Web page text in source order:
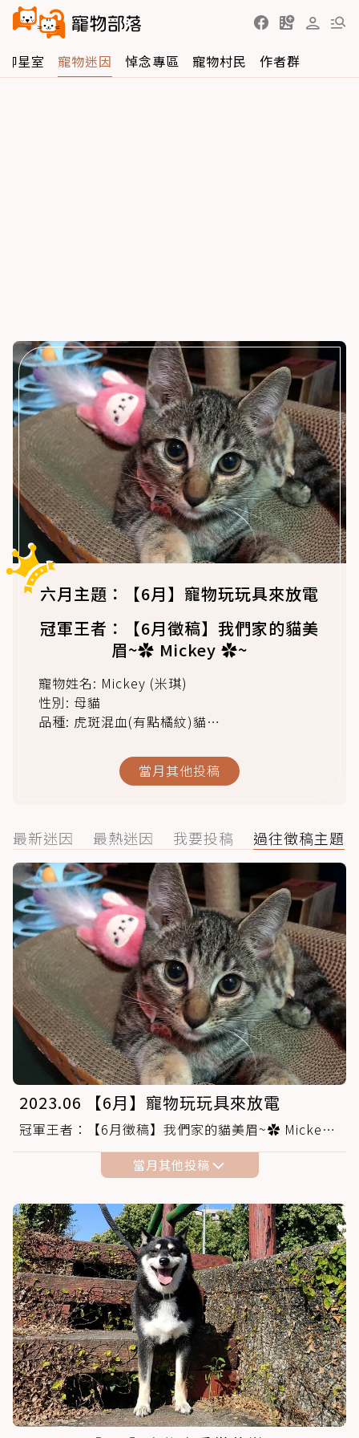
星室 寵物迷因 悼念專區 寵物村民 作者群
六月主題：【6月】寵物玩玩具來放電
冠軍王者：【6月徵稿】我們家的貓美
眉~✿ Mickey ✿~
寵物姓名: Mickey (米琪)
性別: 母貓
品種: 虎斑混血(有點橘紋)貓
目前年齡: 4個多月
個性: 黏人 . 親人 . 嚇人 . 監視人 . 很會
當月其他投稿
最新迷因 最熱迷因 我要投稿 過往徵稿主題
2023.06 【6月】寵物玩玩具來放電
冠軍王者：【6月徵稿】我們家的貓美眉~✿ Mickey
✿~
當月其他投稿